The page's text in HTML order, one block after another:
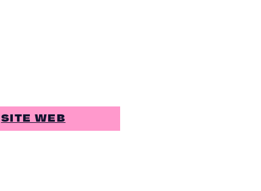
SITE WEB